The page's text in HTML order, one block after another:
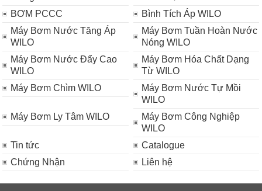
BƠM PCCC
Bình Tích Áp WILO
Máy Bơm Nước Tăng Áp
WILO
Máy Bơm Tuần Hoàn Nước
Nóng WILO
Máy Bơm Nước Đẩy Cao
WILO
Máy Bơm Hóa Chất Dạng
Từ WILO
Máy Bơm Chìm WILO
Máy Bơm Nước Tự Mồi
WILO
Máy Bơm Ly Tâm WILO
Máy Bơm Công Nghiệp
WILO
Tin tức
Catalogue
Chứng Nhận
Liên hệ